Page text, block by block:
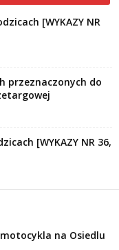
[WYKAZY NR
przeznaczonych do
[WYKAZY NR 36,
na Osiedlu